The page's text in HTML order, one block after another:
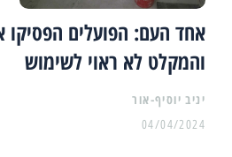
אחד העם: הפועלים
והמקלט לא ראוי לשימוש
יניב יוסיף-אור
04/04/2024